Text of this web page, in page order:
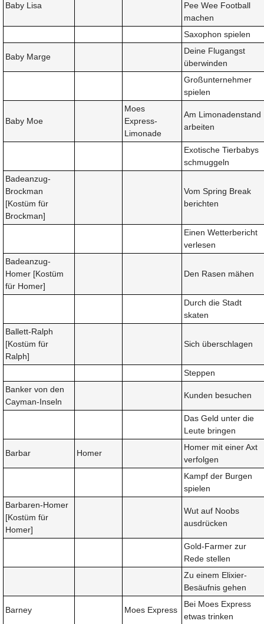
Baby Lisa
Pee Wee Football
machen
Saxophon spielen
Baby Marge
Deine Flugangst
überwinden
Großunternehmer
spielen
Baby Moe
Moes
Express-
Limonade
Am Limonadenstand
arbeiten
Exotische Tierbabys
schmuggeln
Badeanzug-
Brockman
[Kostüm für
Brockman]
Vom Spring Break
berichten
Einen Wetterbericht
verlesen
Badeanzug-
Homer [Kostüm
für Homer]
Den Rasen mähen
Durch die Stadt
skaten
Ballett-Ralph
[Kostüm für
Ralph]
Sich überschlagen
Steppen
Banker von den
Cayman-Inseln
Kunden besuchen
Das Geld unter die
Leute bringen
Barbar Homer
Homer mit einer Axt
verfolgen
Kampf der Burgen
spielen
Barbaren-Homer
[Kostüm für
Homer]
Wut auf Noobs
ausdrücken
Gold-Farmer zur
Rede stellen
Zu einem Elixier-
Besäufnis gehen
Barney Moes Express
Bei Moes Express
etwas trinken